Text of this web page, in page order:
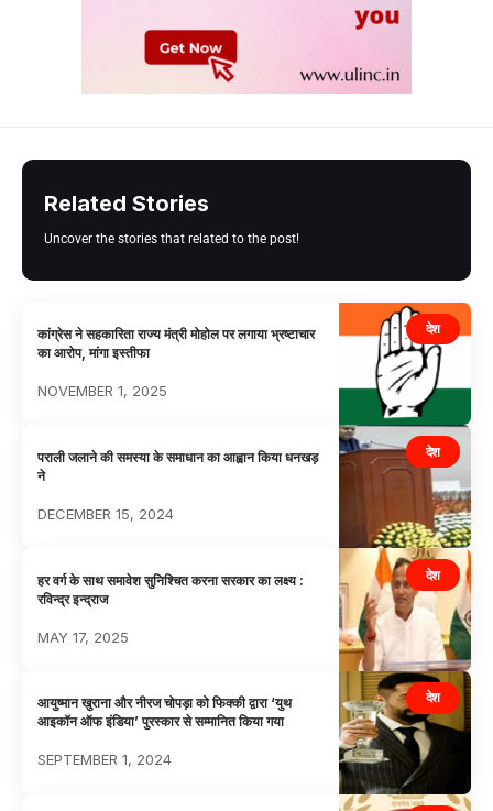
Related Stories
Uncover the stories that related to the post!
देश
कांग्रेस ने सहकारिता राज्य मंत्री मोहोल पर लगाया भ्रष्टाचार
का आरोप, मांगा इस्तीफा
NOVEMBER 1, 2025
देश
पराली जलाने की समस्या के समाधान का आह्वान किया‌ धनखड़
ने
DECEMBER 15, 2024
देश
हर वर्ग के साथ समावेश सुनिश्चित करना सरकार का लक्ष्य :
रविन्द्र इन्द्राज
MAY 17, 2025
देश
आयुष्मान खुराना और नीरज चोपड़ा को फिक्की द्वारा ‘युथ
आइकॉन ऑफ इंडिया’ पुरस्कार से सम्मानित किया गया
SEPTEMBER 1, 2024